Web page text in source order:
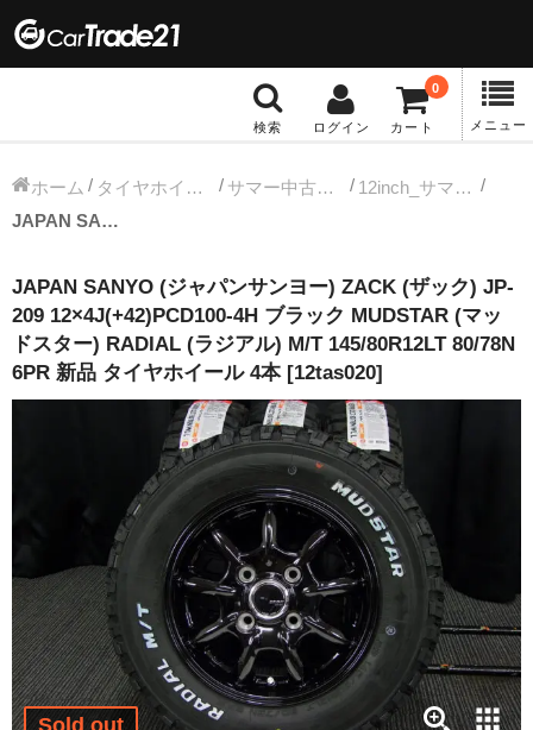
検索 ログイン カート
0
メニュー
冬タイヤホイール
13インチ：冬タイヤホイール
14インチ：冬タイヤホイール
15インチ：冬タイヤホイール
16インチ：冬タイヤホイール
17インチ：冬タイヤホイール
18インチ：冬タイヤホイール
19インチ：冬タイヤホイール
20インチ：冬タイヤホイール
ホーム タイヤホイールセット サマー中古タイヤホイール
12inch_サマー中古タイヤホイール
JAPAN SANYO (ジャパンサンヨー) ZACK (ザック) JP-209 12×4J(+42)PCD100-4H ブラック MUDSTAR (マッドスター) RADIAL (ラジアル) M/T 145/80R12LT 80/78N 6PR 新品 タイヤホイール 4本 [12tas020]
JAPAN SANYO (ジャパンサンヨー) ZACK (ザック) JP-
209 12×4J(+42)PCD100-4H ブラック MUDSTAR (マッ
ドスター) RADIAL (ラジアル) M/T 145/80R12LT 80/78N
6PR 新品 タイヤホイール 4本 [12tas020]